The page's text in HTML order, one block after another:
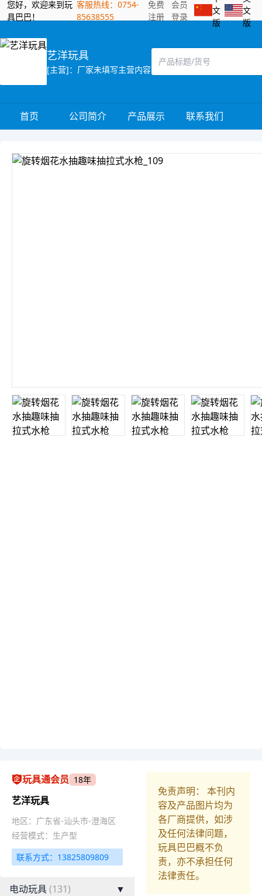
您好，欢迎来到玩
具巴巴！
客服热线：0754-
85638555
免费
注册
会员
登录
文
版
文
版
艺洋玩具
[主营]：厂家未填写主营内容
首页 公司简介 产品展示 联系我们
玩具通会员 18年
艺洋玩具
地区：广东省-汕头市-澄海区
经营模式：生产型
联系方式：13825809809
电动玩具(131)
▼
免责声明： 本刊内
容及产品图片均为
各厂商提供，如涉
及任何法律问题，
玩具巴巴概不负
责，亦不承担任何
法律责任。